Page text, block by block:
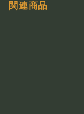
関連商品